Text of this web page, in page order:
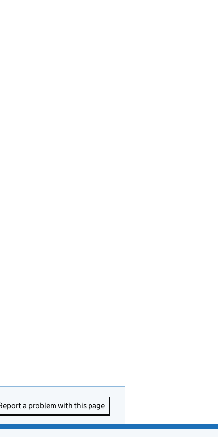
a problem with this page